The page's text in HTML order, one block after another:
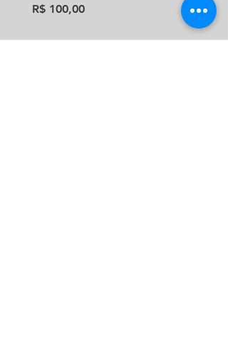
Preço
R$ 100,00 Preço
R$